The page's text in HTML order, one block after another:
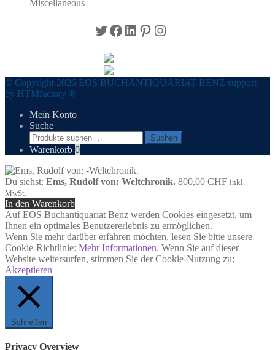
Miscellaneous
Twitter
Facebook
LinkedIn
Pinterest
Instagram
© Copyright 2026 EOS BUCHANTIQUARIAT BENZ support
by HTMfactory ®
Mein Konto
Suche
Suchen
nach:
Suchen
Warenkorb 0
Du siehst: Ems, Rudolf von: Weltchronik. 800,00 CHF inkl.
MwSt.
In den Warenkorb
Auf EOS Buchantiquariat Benz werden Cookies eingesetzt, um
Ihnen ein optimales Benutzererlebnis zu ermöglichen.
Wenn Sie mehr darüber erfahren möchten, lesen Sie bitte unsere
Cookie-Richtlinie: Mehr Informationen. Wenn Sie auf dieser
Website weitersurfen, stimmen Sie der Cookie-Nutzung zu:
Akzeptieren
Schließen
Privacy Overview